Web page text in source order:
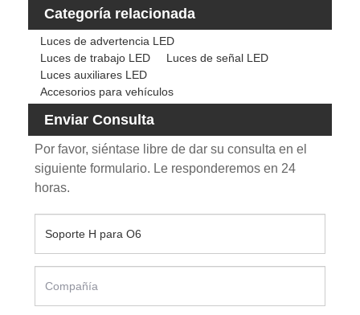
Categoría relacionada
Luces de advertencia LED
Luces de trabajo LED
Luces de señal LED
Luces auxiliares LED
Accesorios para vehículos
Enviar Consulta
Por favor, siéntase libre de dar su consulta en el
siguiente formulario. Le responderemos en 24
horas.